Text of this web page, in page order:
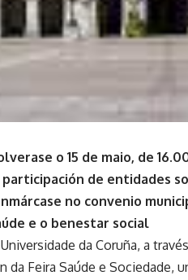
o 15 de maio, de
de entidades
no convenio
e o benestar social
da Coruña, a
da Feira Saúde e Sociedade,